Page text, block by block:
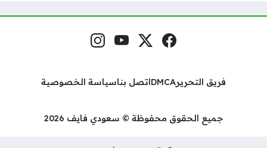
مواقع التواصل فيسبوكمنصة إكس
يوتيوبإنستغرام
فريق التحريرDMCA اتصل بناسياسة الخصوصية
جميع الحقوق محفوظة © سعودي فايف 2026